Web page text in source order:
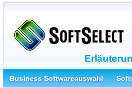
Business Softwareauswahl